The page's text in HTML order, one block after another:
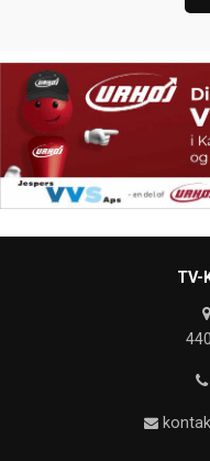
TV-